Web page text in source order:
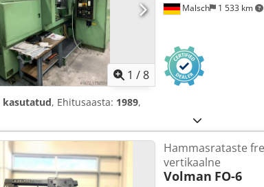
1 /8
Malsch 1 533 km
kasutatud, Ehitusaasta: 1989,
Hammasrataste
vertikaalne
Volman FO-6